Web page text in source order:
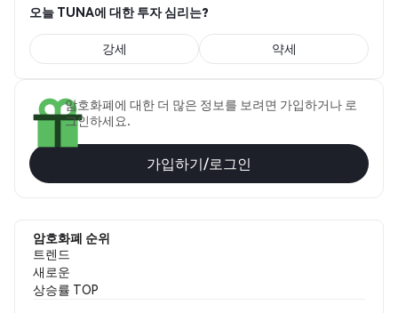
오늘 TUNA에 대한 투자 심리는?
강세 약세
암호화폐에 대한 더 많은 정보를 보려면 가입하거나 로
그인하세요.
가입하기/로그인
암호화폐 순위
트렌드
새로운
상승률 TOP